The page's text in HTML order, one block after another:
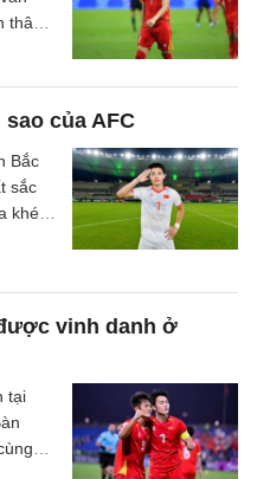
của AFC
Bắc
sắc
khép
vinh danh ở
tại